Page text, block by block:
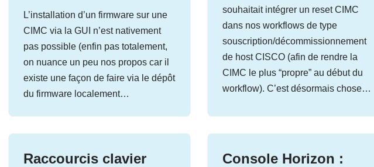
L’installation d’un firmware sur une
CIMC via la GUI n’est nativement
pas possible (enfin pas totalement,
on nuance un peu nos propos car il
existe une façon de faire via le dépôt
du firmware localement…
souhaitait intégrer un reset CIMC
dans nos workflows de type
souscription/décommissionnement
de host CISCO (afin de rendre la
CIMC le plus “propre” au début du
workflow). C’est désormais chose…
Raccourcis clavier
Console Horizon :